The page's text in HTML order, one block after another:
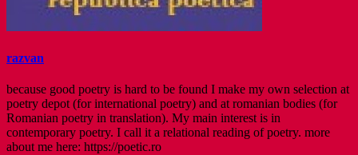
razvan
because good poetry is hard to be found I make my own selection at
poetry depot (for international poetry) and at romanian bodies (for
Romanian poetry in translation). My main interest is in
contemporary poetry. I call it a relational reading of poetry. more
about me here: https://poetic.ro